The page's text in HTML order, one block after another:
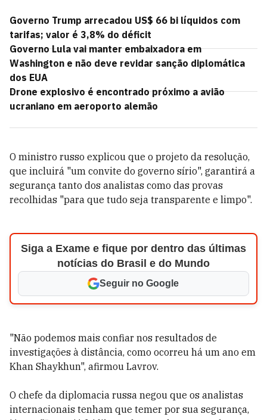
Governo Trump arrecadou US$ 66 bi líquidos com
tarifas; valor é 3,8% do déficit
Governo Lula vai manter embaixadora em
Washington e não deve revidar sanção diplomática
dos EUA
Drone explosivo é encontrado próximo a avião
ucraniano em aeroporto alemão
O ministro russo explicou que o projeto da resolução,
que incluirá "um convite do governo sírio", garantirá a
segurança tanto dos analistas como das provas
recolhidas "para que tudo seja transparente e limpo".
Siga a Exame e fique por dentro das últimas
notícias do Brasil e do Mundo
Seguir no Google
"Não podemos mais confiar nos resultados de
investigações à distância, como ocorreu há um ano em
Khan Shaykhun", afirmou Lavrov.
O chefe da diplomacia russa negou que os analistas
internacionais tenham que temer por sua segurança,